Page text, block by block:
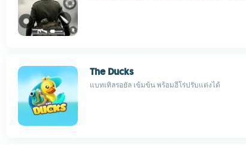
The Ducks
แบทเทิลรอยัล เข้มข้น พร้อมฮีโร่ปรับแต่งได้